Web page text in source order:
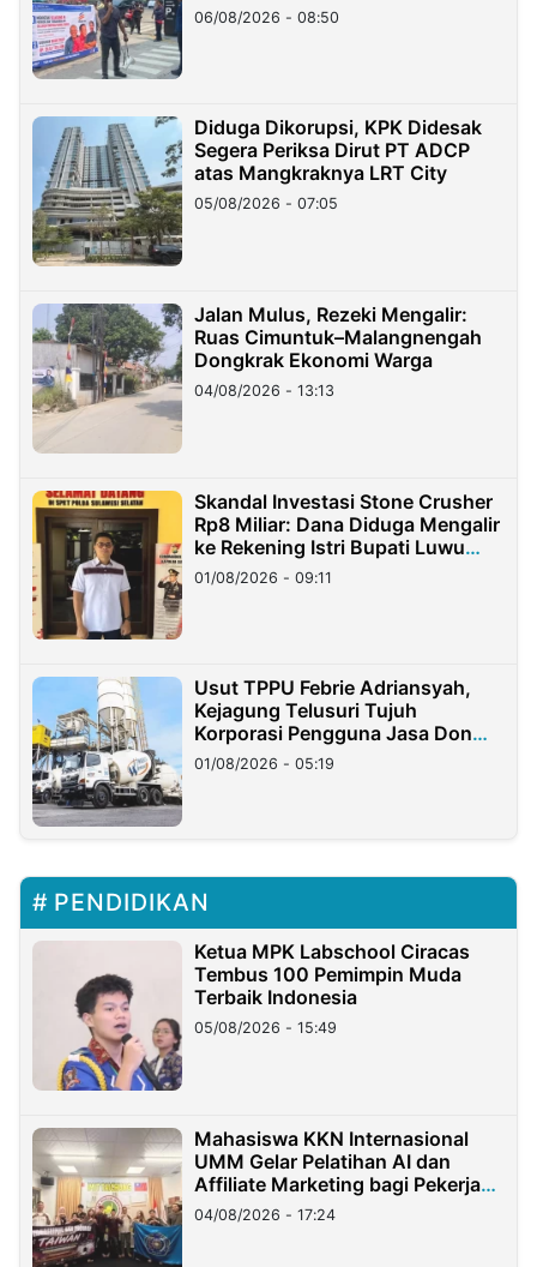
06/08/2026 - 08:50
Diduga Dikorupsi, KPK Didesak
Segera Periksa Dirut PT ADCP
atas Mangkraknya LRT City
05/08/2026 - 07:05
Jalan Mulus, Rezeki Mengalir:
Ruas Cimuntuk–Malangnengah
Dongkrak Ekonomi Warga
04/08/2026 - 13:13
Skandal Investasi Stone Crusher
Rp8 Miliar: Dana Diduga Mengalir
ke Rekening Istri Bupati Luwu
Timur
01/08/2026 - 09:11
Usut TPPU Febrie Adriansyah,
Kejagung Telusuri Tujuh
Korporasi Pengguna Jasa Don
Ritto
01/08/2026 - 05:19
PENDIDIKAN
Ketua MPK Labschool Ciracas
Tembus 100 Pemimpin Muda
Terbaik Indonesia
05/08/2026 - 15:49
Mahasiswa KKN Internasional
UMM Gelar Pelatihan AI dan
Affiliate Marketing bagi Pekerja
Migran Indonesia di Taiwan
04/08/2026 - 17:24